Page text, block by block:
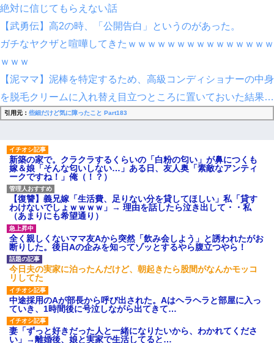
絶対に信じてもらえない話
【武勇伝】高2の時、「公開告白」というのがあった。
ガチなヤクザと喧嘩してきたｗｗｗｗｗｗｗｗｗｗｗｗｗｗｗ
ｗｗｗ
【泥ママ】泥棒を特定するため、高級コンディショナーの中身
を脱毛クリームに入れ替え目立つところに置いておいた結果…
引用元： 些細だけど気に障ったこと Part183
新築の家で。クラクラするくらいの「白粉の匂い」が鼻につくも
嫁＆娘「そんな匂いしない…」ある日、友人奥「素敵なアンティ
ークですね！」俺（！？）
【復讐】義兄嫁「生活費、足りない分を貸してほしい」私「貸す
わけないでしょｗｗｗｗ」→ 理由を話したら泣き出して・・私
（あまりにも希望通り）
全く親しくないママ友Aから突然「飲み会しよう」と誘われたがお
断りした。後日Aの企みを知ってゾッとするやら腹立つやら！
今日夫の実家に泊ったんだけど、朝起きたら股間がなんかモッコ
リしてた
中途採用のAが部長から呼び出された。Aはヘラヘラと部屋に入っ
ていき、1時間後に号泣しながら出てきて…
妻「ずっと好きだった人と一緒になりたいから、わかれてくださ
い」→離婚後、娘と実家で生活してると…